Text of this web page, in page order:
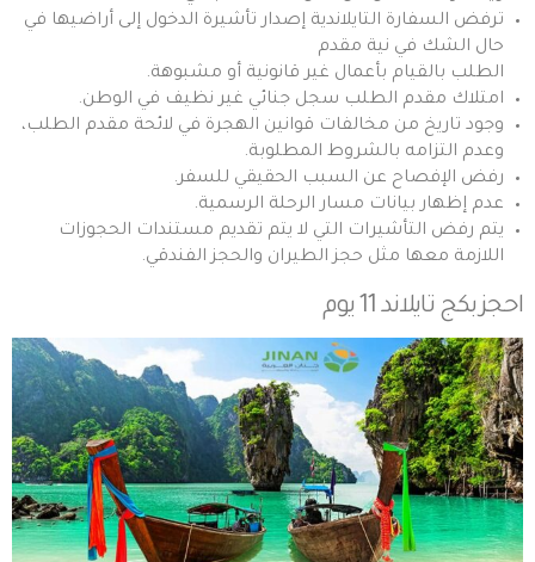
ترفض السفارة التايلاندية إصدار تأشيرة الدخول إلى أراضيها في
حال الشك في نية مقدم
الطلب بالقيام بأعمال غير قانونية أو مشبوهة.
امتلاك مقدم الطلب سجل جنائي غير نظيف في الوطن.
وجود تاريخ من مخالفات قوانين الهجرة في لائحة مقدم الطلب،
وعدم التزامه بالشروط المطلوبة.
رفض الإفصاح عن السبب الحقيقي للسفر.
عدم إظهار بيانات مسار الرحلة الرسمية.
يتم رفض التأشيرات التي لا يتم تقديم مستندات الحجوزات
اللازمة معها مثل حجز الطيران والحجز الفندقي.
احجزبكج تايلاند 11 يوم